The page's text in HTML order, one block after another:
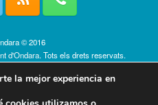
© 2016
d'Ondara. Tots els drets reservats.
la mejor experiencia en